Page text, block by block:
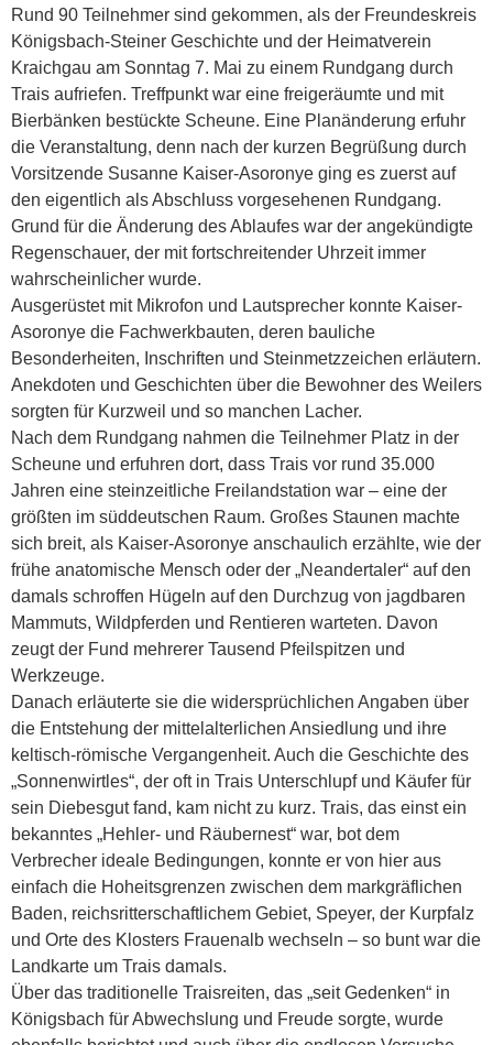
Rund 90 Teilnehmer sind gekommen, als der Freundeskreis
Königsbach-Steiner Geschichte und der Heimatverein
Kraichgau am Sonntag 7. Mai zu einem Rundgang durch
Trais aufriefen. Treffpunkt war eine freigeräumte und mit
Bierbänken bestückte Scheune. Eine Planänderung erfuhr
die Veranstaltung, denn nach der kurzen Begrüßung durch
Vorsitzende Susanne Kaiser-Asoronye ging es zuerst auf
den eigentlich als Abschluss vorgesehenen Rundgang.
Grund für die Änderung des Ablaufes war der angekündigte
Regenschauer, der mit fortschreitender Uhrzeit immer
wahrscheinlicher wurde.
Ausgerüstet mit Mikrofon und Lautsprecher konnte Kaiser-
Asoronye die Fachwerkbauten, deren bauliche
Besonderheiten, Inschriften und Steinmetzzeichen erläutern.
Anekdoten und Geschichten über die Bewohner des Weilers
sorgten für Kurzweil und so manchen Lacher.
Nach dem Rundgang nahmen die Teilnehmer Platz in der
Scheune und erfuhren dort, dass Trais vor rund 35.000
Jahren eine steinzeitliche Freilandstation war – eine der
größten im süddeutschen Raum. Großes Staunen machte
sich breit, als Kaiser-Asoronye anschaulich erzählte, wie der
frühe anatomische Mensch oder der „Neandertaler“ auf den
damals schroffen Hügeln auf den Durchzug von jagdbaren
Mammuts, Wildpferden und Rentieren warteten. Davon
zeugt der Fund mehrerer Tausend Pfeilspitzen und
Werkzeuge.
Danach erläuterte sie die widersprüchlichen Angaben über
die Entstehung der mittelalterlichen Ansiedlung und ihre
keltisch-römische Vergangenheit. Auch die Geschichte des
„Sonnenwirtles“, der oft in Trais Unterschlupf und Käufer für
sein Diebesgut fand, kam nicht zu kurz. Trais, das einst ein
bekanntes „Hehler- und Räubernest“ war, bot dem
Verbrecher ideale Bedingungen, konnte er von hier aus
einfach die Hoheitsgrenzen zwischen dem markgräflichen
Baden, reichsritterschaftlichem Gebiet, Speyer, der Kurpfalz
und Orte des Klosters Frauenalb wechseln – so bunt war die
Landkarte um Trais damals.
Über das traditionelle Traisreiten, das „seit Gedenken“ in
Königsbach für Abwechslung und Freude sorgte, wurde